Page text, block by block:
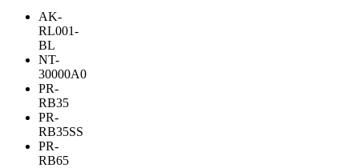
AK-
RL001-
BL
NT-
30000A0
PR-
RB35
PR-
RB35SS
PR-
RB65